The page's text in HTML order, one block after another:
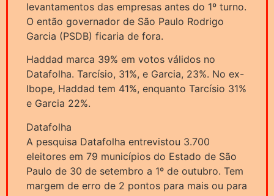
levantamentos das empresas antes do 1º turno.
O então governador de São Paulo Rodrigo
Garcia (PSDB) ficaria de fora.
Haddad marca 39% em votos válidos no
Datafolha. Tarcísio, 31%, e Garcia, 23%. No ex-
Ibope, Haddad tem 41%, enquanto Tarcísio 31%
e Garcia 22%.
Datafolha
A pesquisa Datafolha entrevistou 3.700
eleitores em 79 municípios do Estado de São
Paulo de 30 de setembro a 1º de outubro. Tem
margem de erro de 2 pontos para mais ou para